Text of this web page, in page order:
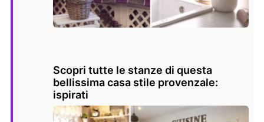
Scopri tutte le stanze di questa
bellissima casa stile provenzale:
ispirati